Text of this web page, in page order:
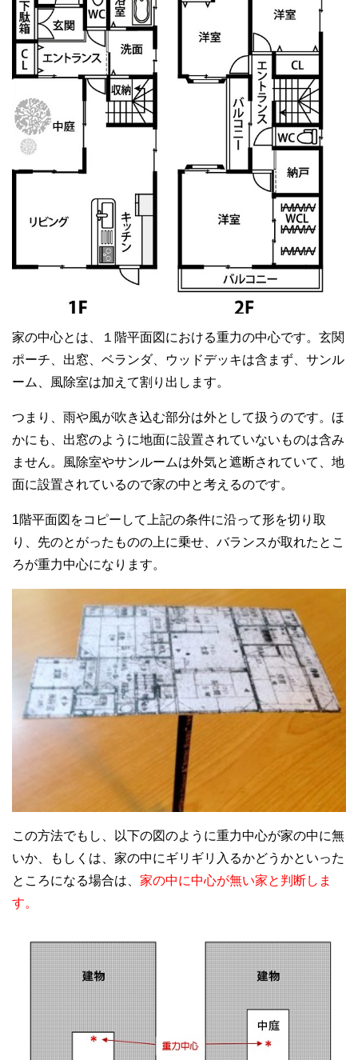
家の中心とは、１階平面図における重力の中心です。玄関
ポーチ、出窓、ベランダ、ウッドデッキは含まず、サンル
ーム、風除室は加えて割り出します。
つまり、雨や風が吹き込む部分は外として扱うのです。ほ
かにも、出窓のように地面に設置されていないものは含み
ません。風除室やサンルームは外気と遮断されていて、地
面に設置されているので家の中と考えるのです。
1階平面図をコピーして上記の条件に沿って形を切り取
り、先のとがったものの上に乗せ、バランスが取れたとこ
ろが重力中心になります。
この方法でもし、以下の図のように重力中心が家の中に無
いか、もしくは、家の中にギリギリ入るかどうかといった
ところになる場合は、 家の中に中心が無い家と判断しま
す。